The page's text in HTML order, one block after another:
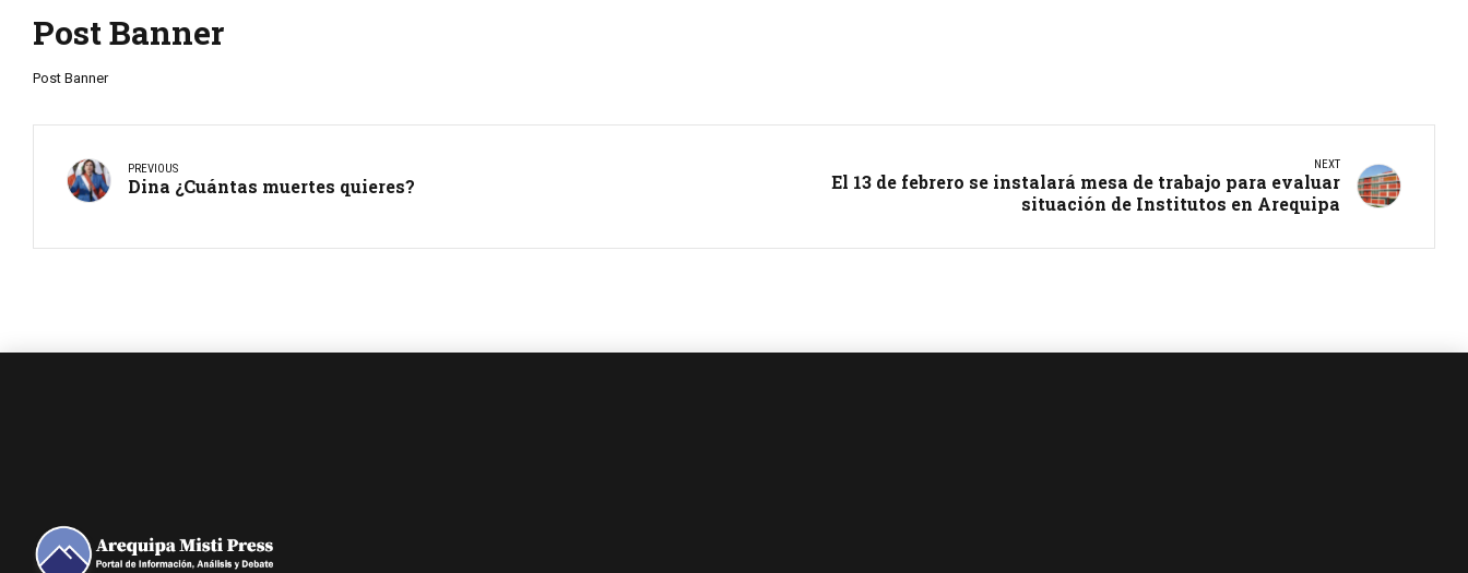
Post Banner
Post Banner
PREVIOUS
Dina ¿Cuántas muertes quieres?
NEXT
El 13 de febrero se instalará mesa de trabajo para evaluar
situación de Institutos en Arequipa